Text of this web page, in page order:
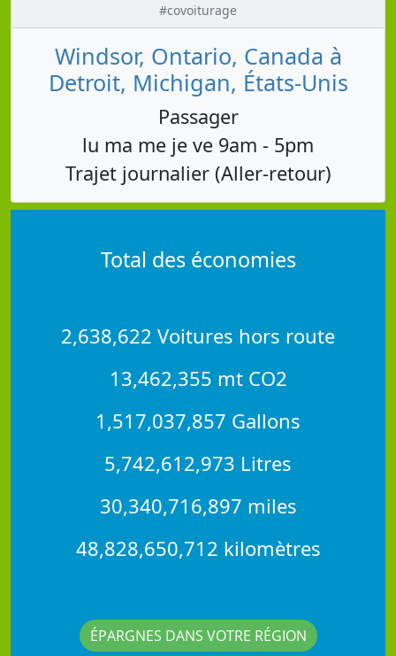
#covoiturage
Windsor, Ontario, Canada à
Detroit, Michigan, États-Unis
Passager
lu ma me je ve 9am - 5pm
Trajet journalier (Aller-retour)
Total des économies
2,638,622 Voitures hors route
13,462,355 mt CO2
1,517,037,857 Gallons
5,742,612,973 Litres
30,340,716,897 miles
48,828,650,712 kilomètres
ÉPARGNES DANS VOTRE RÉGION